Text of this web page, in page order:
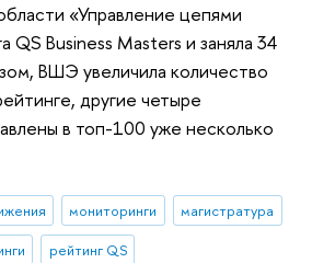
«Управление цепями
QS Business Masters и заняла 34
ВШЭ увеличила количество
другие четыре
в топ-100 уже несколько
мониторинги
магистратура
рейтинг QS